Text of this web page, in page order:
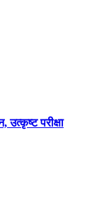
परीक्षा